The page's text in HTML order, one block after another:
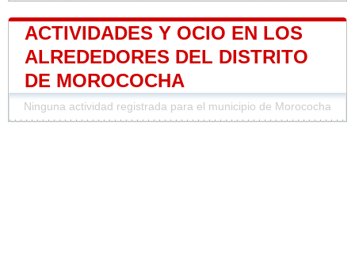
ACTIVIDADES Y OCIO EN LOS
ALREDEDORES DEL DISTRITO
DE MOROCOCHA
Ninguna actividad registrada para el municipio de Morococha